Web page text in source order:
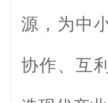
源，为中
协作、互